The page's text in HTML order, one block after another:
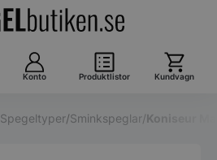
Konto Produktlistor Kundvagn
Spegeltyper/Sminkspeglar/Koniseur